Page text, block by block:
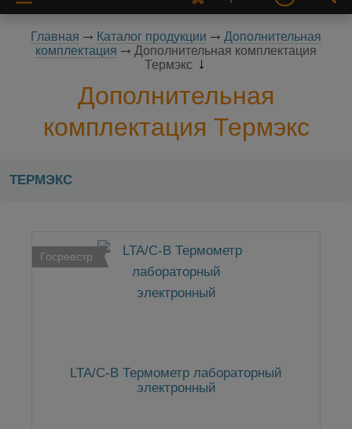
Главная Каталог продукции
Дополнительная
комплектация
Дополнительная комплектация
Термэкс
Дополнительная
комплектация Термэкс
ТЕРМЭКС
Госреестр
LTA/С-В Термометр лабораторный
электронный